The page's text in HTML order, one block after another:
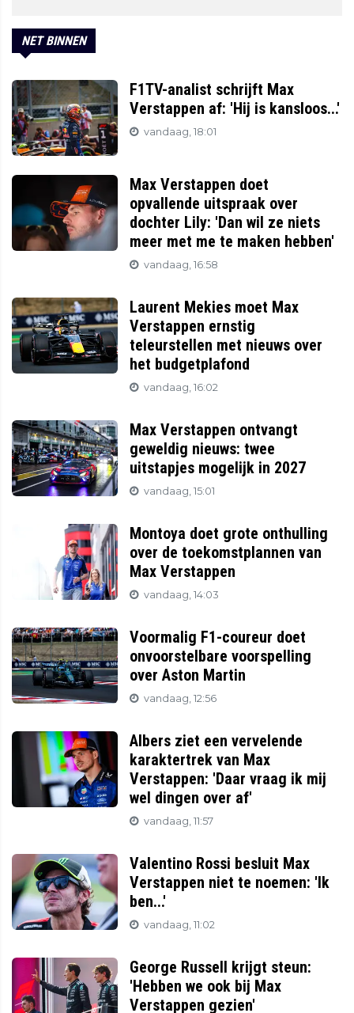
NET BINNEN
F1TV-analist schrijft Max
Verstappen af: 'Hij is kansloos...'
vandaag, 18:01
Max Verstappen doet
opvallende uitspraak over
dochter Lily: 'Dan wil ze niets
meer met me te maken hebben'
vandaag, 16:58
Laurent Mekies moet Max
Verstappen ernstig
teleurstellen met nieuws over
het budgetplafond
vandaag, 16:02
Max Verstappen ontvangt
geweldig nieuws: twee
uitstapjes mogelijk in 2027
vandaag, 15:01
Montoya doet grote onthulling
over de toekomstplannen van
Max Verstappen
vandaag, 14:03
Voormalig F1-coureur doet
onvoorstelbare voorspelling
over Aston Martin
vandaag, 12:56
Albers ziet een vervelende
karaktertrek van Max
Verstappen: 'Daar vraag ik mij
wel dingen over af'
vandaag, 11:57
Valentino Rossi besluit Max
Verstappen niet te noemen: 'Ik
ben...'
vandaag, 11:02
George Russell krijgt steun:
'Hebben we ook bij Max
Verstappen gezien'